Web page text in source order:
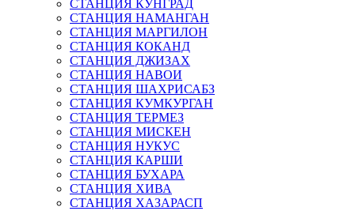
СТАНЦИЯ КУНГРАД
СТАНЦИЯ НАМАНГАН
СТАНЦИЯ МАРГИЛОН
СТАНЦИЯ КОКАНД
СТАНЦИЯ ДЖИЗАХ
СТАНЦИЯ НАВОИ
СТАНЦИЯ ШАХРИСАБЗ
СТАНЦИЯ КУМКУРГАН
СТАНЦИЯ ТЕРМЕЗ
СТАНЦИЯ МИСКЕН
СТАНЦИЯ НУКУС
СТАНЦИЯ КАРШИ
СТАНЦИЯ БУХАРА
СТАНЦИЯ ХИВА
СТАНЦИЯ ХАЗАРАСП